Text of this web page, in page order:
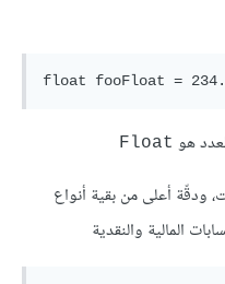
هو Float
بيانات بطول 128 بت، ودقّة أعلى من بقية أنواع
المالية والنقدية